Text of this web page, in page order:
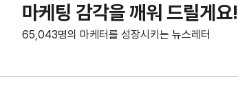
마케팅 감각을 깨워 드릴게요!
65,043명의 마케터를 성장시키는 뉴스레터